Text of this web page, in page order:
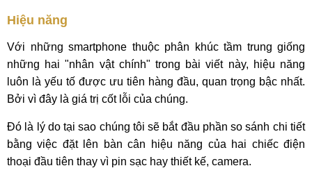
Hiệu năng
Với những smartphone thuộc phân khúc tầm trung giống
những hai "nhân vật chính" trong bài viết này, hiệu năng
luôn là yếu tố được ưu tiên hàng đầu, quan trọng bậc nhất.
Bởi vì đây là giá trị cốt lỗi của chúng.
Đó là lý do tại sao chúng tôi sẽ bắt đầu phần so sánh chi tiết
bằng việc đặt lên bàn cân hiệu năng của hai chiếc điện
thoại đầu tiên thay vì pin sạc hay thiết kế, camera.